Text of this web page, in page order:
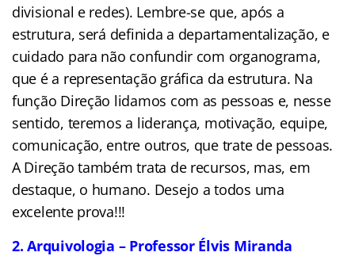
divisional e redes). Lembre-se que, após a
estrutura, será definida a departamentalização, e
cuidado para não confundir com organograma,
que é a representação gráfica da estrutura. Na
função Direção lidamos com as pessoas e, nesse
sentido, teremos a liderança, motivação, equipe,
comunicação, entre outros, que trate de pessoas.
A Direção também trata de recursos, mas, em
destaque, o humano. Desejo a todos uma
excelente prova!!!
2. Arquivologia – Professor Élvis Miranda